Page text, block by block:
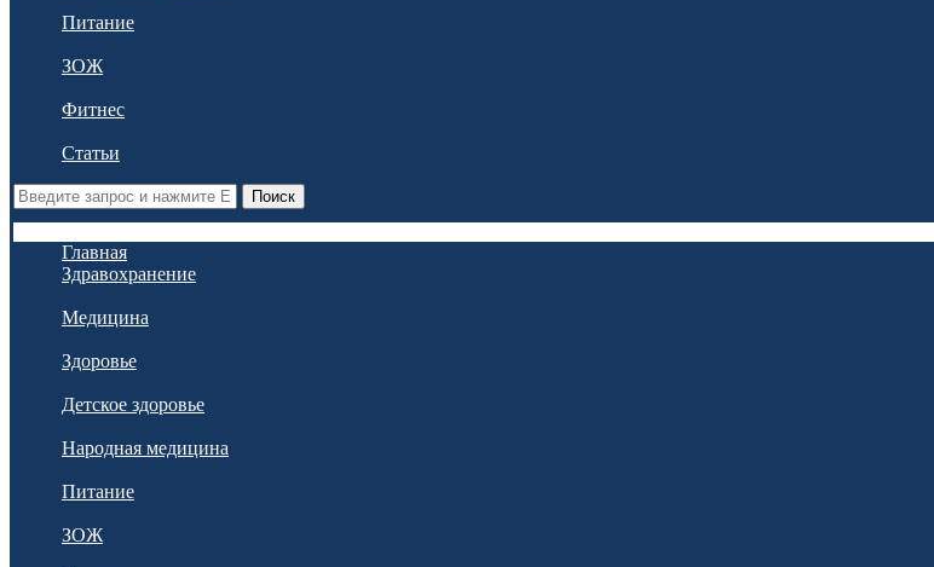
Питание
ЗОЖ
Фитнес
Статьи
Поиск
Главная
Здравохранение
Медицина
Здоровье
Детское здоровье
Народная медицина
Питание
ЗОЖ